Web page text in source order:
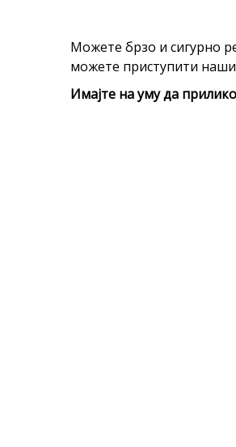
Можете брзо и сигурно
можете приступити
Имајте на уму да